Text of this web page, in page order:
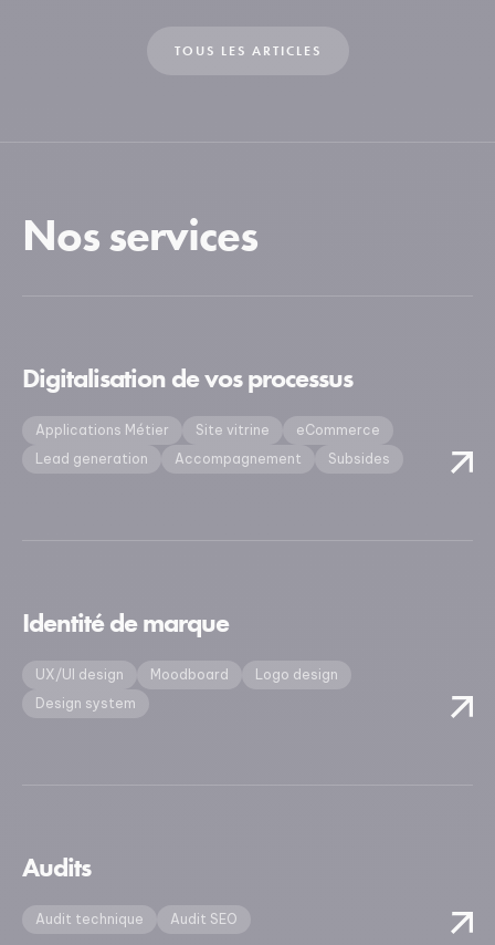
TOUS LES ARTICLES
Nos services
Digitalisation de vos processus
Applications Métier Site vitrine
eCommerce
Lead generation
Accompagnement Subsides
Identité de marque
UX/UI design Moodboard
Logo design
Design system
Audits
Audit technique Audit SEO